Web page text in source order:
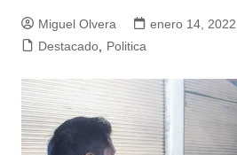
Miguel Olvera
enero 14, 2022
Destacado, Politica